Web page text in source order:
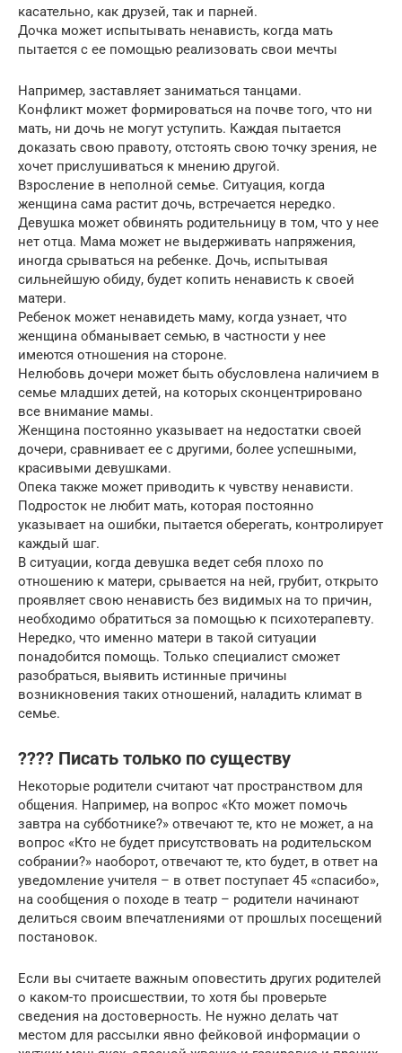
касательно, как друзей, так и парней.
Дочка может испытывать ненависть, когда мать
пытается с ее помощью реализовать свои мечты
Например, заставляет заниматься танцами.
Конфликт может формироваться на почве того, что ни
мать, ни дочь не могут уступить. Каждая пытается
доказать свою правоту, отстоять свою точку зрения, не
хочет прислушиваться к мнению другой.
Взросление в неполной семье. Ситуация, когда
женщина сама растит дочь, встречается нередко.
Девушка может обвинять родительницу в том, что у нее
нет отца. Мама может не выдерживать напряжения,
иногда срываться на ребенке. Дочь, испытывая
сильнейшую обиду, будет копить ненависть к своей
матери.
Ребенок может ненавидеть маму, когда узнает, что
женщина обманывает семью, в частности у нее
имеются отношения на стороне.
Нелюбовь дочери может быть обусловлена наличием в
семье младших детей, на которых сконцентрировано
все внимание мамы.
Женщина постоянно указывает на недостатки своей
дочери, сравнивает ее с другими, более успешными,
красивыми девушками.
Опека также может приводить к чувству ненависти.
Подросток не любит мать, которая постоянно
указывает на ошибки, пытается оберегать, контролирует
каждый шаг.
В ситуации, когда девушка ведет себя плохо по
отношению к матери, срывается на ней, грубит, открыто
проявляет свою ненависть без видимых на то причин,
необходимо обратиться за помощью к психотерапевту.
Нередко, что именно матери в такой ситуации
понадобится помощь. Только специалист сможет
разобраться, выявить истинные причины
возникновения таких отношений, наладить климат в
семье.
???? Писать только по существу
Некоторые родители считают чат пространством для
общения. Например, на вопрос «Кто может помочь
завтра на субботнике?» отвечают те, кто не может, а на
вопрос «Кто не будет присутствовать на родительском
собрании?» наоборот, отвечают те, кто будет, в ответ на
уведомление учителя – в ответ поступает 45 «спасибо»,
на сообщения о походе в театр – родители начинают
делиться своим впечатлениями от прошлых посещений
постановок.
Если вы считаете важным оповестить других родителей
о каком-то происшествии, то хотя бы проверьте
сведения на достоверность. Не нужно делать чат
местом для рассылки явно фейковой информации о